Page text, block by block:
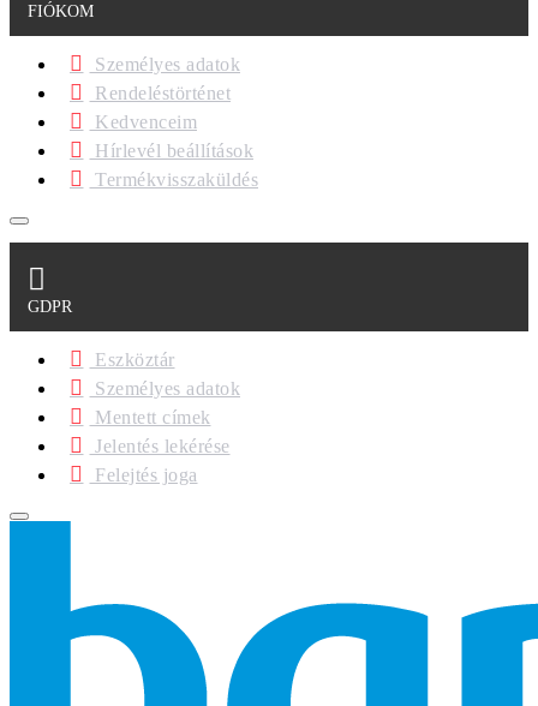
FIÓKOM
Személyes adatok
Rendeléstörténet
Kedvenceim
Hírlevél beállítások
Termékvisszaküldés
GDPR
Eszköztár
Személyes adatok
Mentett címek
Jelentés lekérése
Felejtés joga